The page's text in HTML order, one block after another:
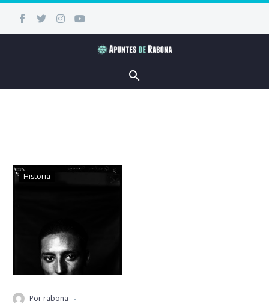
Historia
Por rabona -